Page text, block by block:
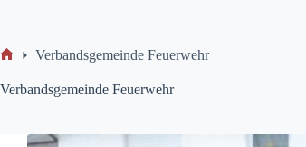
Verbandsgemeinde Feuerwehr
Verbandsgemeinde Feuerwehr